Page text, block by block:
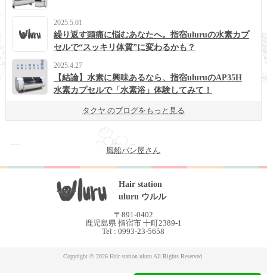
2025.5.01
繰り返す頭痛に悩むあなたへ。指宿uluruの水素カプ
セルで“スッキリ体質”に変わるかも？
2025.4.27
【結論】水素に興味あるなら、指宿uluruのAP35H
水素カプセルで「水素浴」体験してみて！
タクヤ のブログをもっと見る
風船パン屋さん
Hair station
uluru ウルル
〒891-0402
鹿児島県 指宿市 十町2389-1
Tel : 0993-23-5658
Copyright © 2026 Hair station uluru All Rights Reserved.